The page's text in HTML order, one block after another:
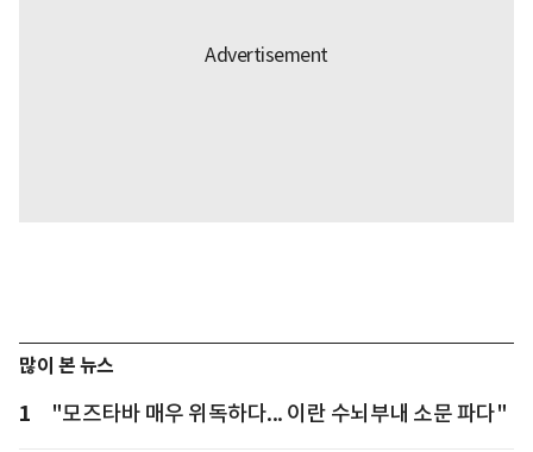
많이 본 뉴스
1 "모즈타바 매우 위독하다... 이란 수뇌부내 소문 파다"